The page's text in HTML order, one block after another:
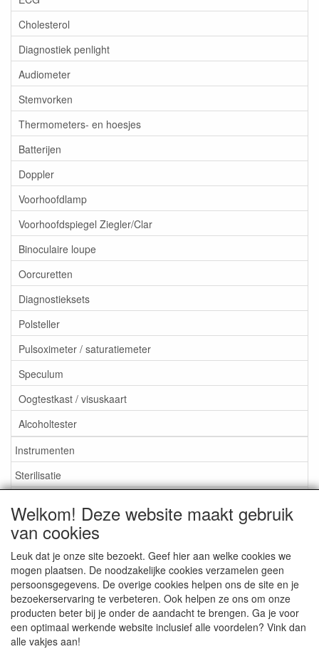
Cholesterol
Diagnostiek penlight
Audiometer
Stemvorken
Thermometers- en hoesjes
Batterijen
Doppler
Voorhoofdlamp
Voorhoofdspiegel Ziegler/Clar
Binoculaire loupe
Oorcuretten
Diagnostieksets
Polsteller
Pulsoximeter / saturatiemeter
Speculum
Oogtestkast / visuskaart
Alcoholtester
Instrumenten
Sterilisatie
Aktieartikelen
Medisan Trading te Alblasserdam. Alle genoemde prijzen zijn
inclusief BTW enexclusief verzendkostentenzij anders
aangegeven.
Welkom! Deze website maakt gebruik
van cookies
Leuk dat je onze site bezoekt. Geef hier aan welke cookies we
mogen plaatsen. De noodzakelijke cookies verzamelen geen
persoonsgegevens. De overige cookies helpen ons de site en je
bezoekerservaring te verbeteren. Ook helpen ze ons om onze
producten beter bij je onder de aandacht te brengen. Ga je voor
een optimaal werkende website inclusief alle voordelen? Vink dan
alle vakjes aan!